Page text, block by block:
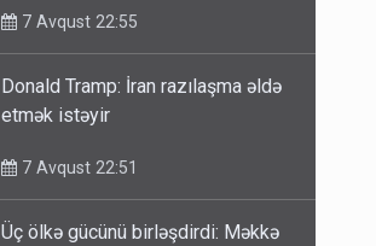
7 Avqust 22:55
Donald Tramp: İran razılaşma əldə
etmək istəyir
7 Avqust 22:51
Üç ölkə gücünü birləşdirdi: Məkkə